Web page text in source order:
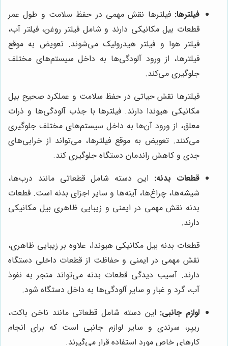
فیلترها: فیلترها نقش مهمی در حفظ سلامت و طول عمر
قطعات بیل مکانیکی دارند و شامل فیلتر روغن، فیلتر آب،
فیلتر هوا و فیلتر هیدرولیک می‌شوند. تعویض به موقع
فیلترها، از ورود آلودگی‌ها به داخل سیستم‌های مختلف
جلوگیری می‌کند.
فیلترها نقش حیاتی در حفظ سلامت و عملکرد صحیح بیل
مکانیکی هیوندا دارند. فیلترها با جذب آلودگی‌ها و ذرات
معلق، از ورود آن‌ها به داخل سیستم‌های مختلف جلوگیری
می‌کنند. تعویض به موقع فیلترها، می‌تواند از خرابی‌های
جدی و کاهش راندمان دستگاه جلوگیری کند.
قطعات بدنه: این دسته شامل قطعاتی مانند درب‌ها،
شیشه‌ها، چراغ‌ها، آینه‌ها و سایر اجزای بدنه است. قطعات
بدنه نقش مهمی در ایمنی و زیبایی ظاهری بیل مکانیکی
دارند.
قطعات بدنه بیل مکانیکی هیوندا، علاوه بر زیبایی ظاهری،
نقش مهمی در ایمنی و حفاظت از قطعات داخلی دستگاه
دارند. آسیب دیدگی قطعات بدنه می‌تواند منجر به نفوذ
آب، گرد و غبار و سایر آلودگی‌ها به داخل دستگاه شود.
لوازم جانبی: این دسته شامل قطعاتی مانند ناخن باکت،
ریپر، سرندی و سایر لوازم جانبی است که برای انجام
کارهای خاص مورد استفاده قرار می‌گیرند.